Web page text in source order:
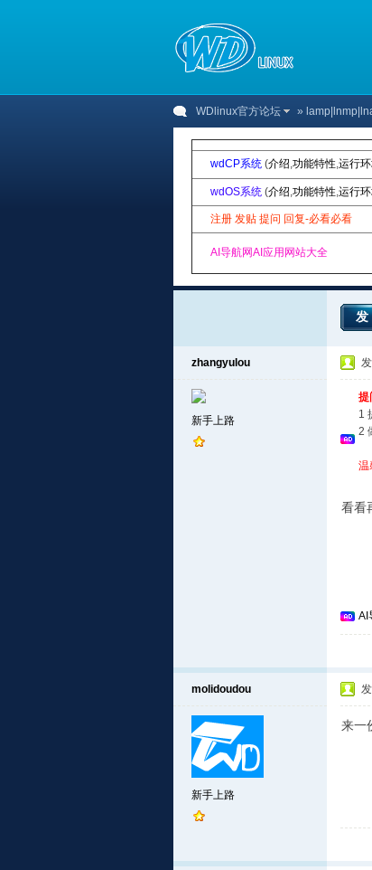
WDlinux官方论坛 »
wdCP系统 (介绍,功能特性,运行
wdOS系统 (介绍,功能特性,运行
注册 发贴 提问 回复-必看必看
AI导航网AI应用网站大全
zhangyulou
新手上路
提
1
2
温
看看
AI
molidoudou
新手上路
来一